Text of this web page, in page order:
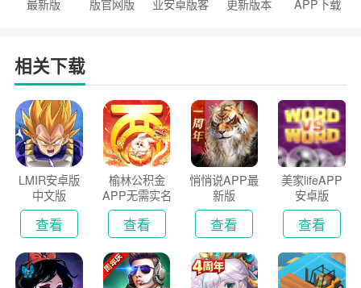
最新版 版官网版
业安卓版客
更新版本
APP下载
相关下载
LMIR安卓版
中文版
查看
榆林公积金
APP无需实名
认证版
查看
悄悄说APP最
新版
查看
美家lifeAPP
安卓版
查看